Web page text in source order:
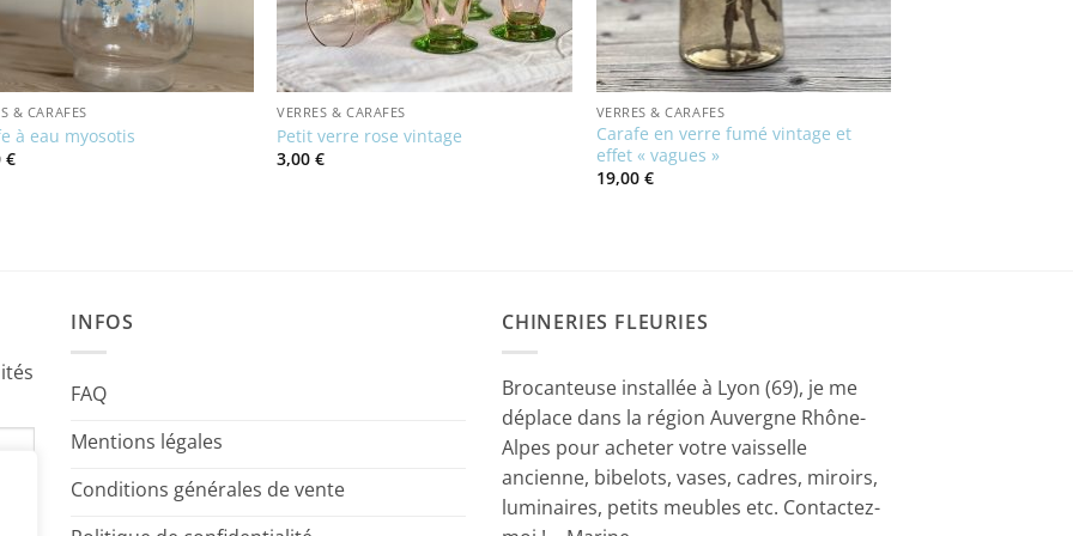
& CARAFES
à eau myosotis
€
VERRES & CARAFES
Petit verre rose vintage
3,00€
VERRES & CARAFES
Carafe en verre fumé vintage et
effet « vagues »
19,00 €
INFOS
FAQ
Mentions légales
Conditions générales de vente
CHINERIES FLEURIES
Brocanteuse installée à Lyon (69), je me
déplace dans la région Auvergne Rhône-
Alpes pour acheter votre vaisselle
ancienne, bibelots, vases, cadres, miroirs,
luminaires, petits meubles etc. Contactez-